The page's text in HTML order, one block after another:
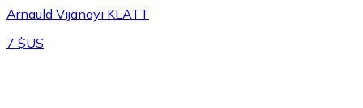
Arnauld Vijanayi KLATT
7 $US